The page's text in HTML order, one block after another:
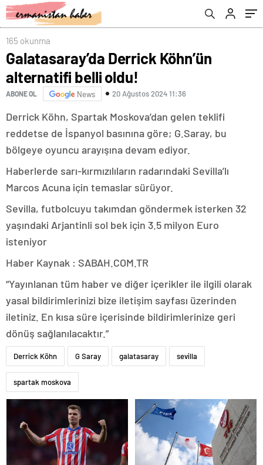
165 okunma
Galatasaray’da Derrick Köhn’ün
alternatifi belli oldu!
ABONE OL News 20 Ağustos 2024 11:36
Derrick Köhn, Spartak Moskova’dan gelen teklifi
reddetse de İspanyol basınına göre; G.Saray, bu
bölgeye oyuncu arayışına devam ediyor.
Haberlerde sarı-kırmızılıların radarındaki Sevilla’lı
Marcos Acuna için temaslar sürüyor.
Sevilla, futbolcuyu takımdan göndermek isterken 32
yaşındaki Arjantinli sol bek için 3.5 milyon Euro
isteniyor
Haber Kaynak : SABAH.COM.TR
“Yayınlanan tüm haber ve diğer içerikler ile ilgili olarak
yasal bildirimlerinizi bize iletişim sayfası üzerinden
iletiniz. En kısa süre içerisinde bildirimlerinize geri
dönüş sağlanılacaktır.”
Derrick Köhn G Saray galatasaray sevilla
spartak moskova